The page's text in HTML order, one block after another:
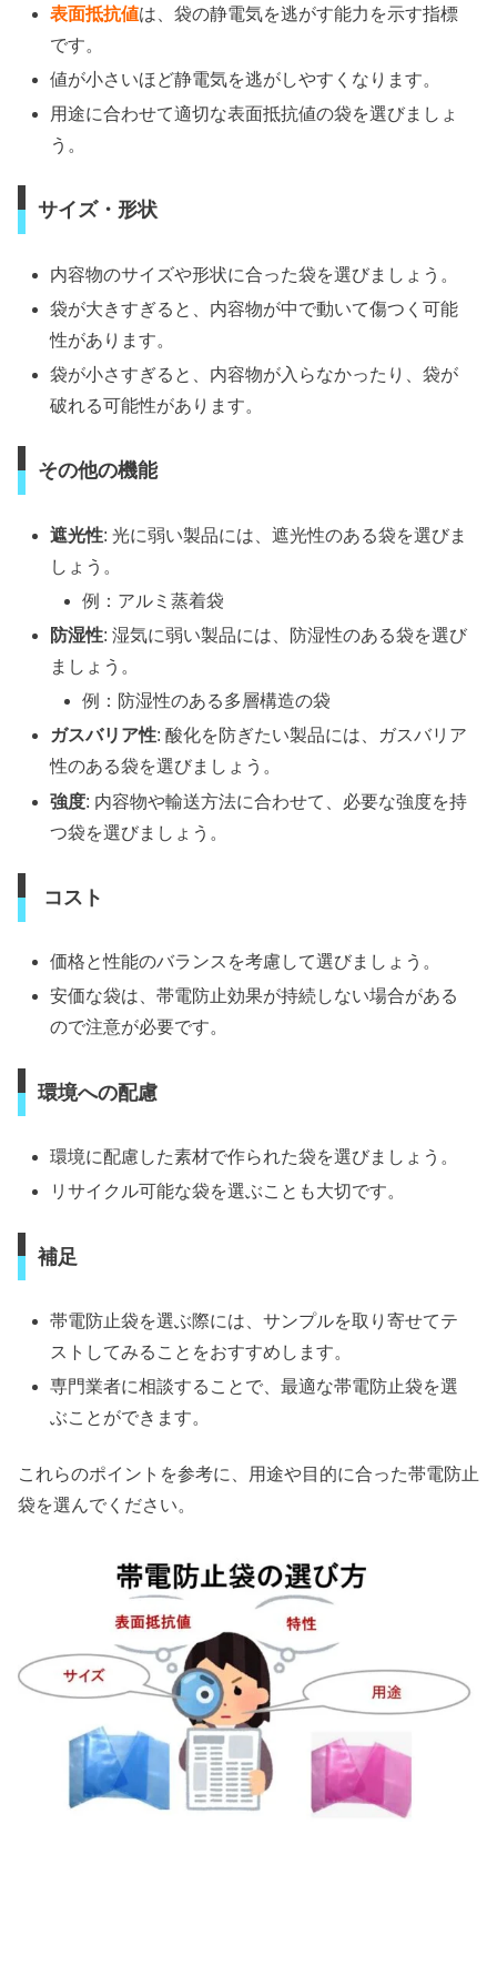
表面抵抗値は、袋の静電気を逃がす能力を示す指標
です。
値が小さいほど静電気を逃がしやすくなります。
用途に合わせて適切な表面抵抗値の袋を選びましょ
う。
サイズ・形状
内容物のサイズや形状に合った袋を選びましょう。
袋が大きすぎると、内容物が中で動いて傷つく可能
性があります。
袋が小さすぎると、内容物が入らなかったり、袋が
破れる可能性があります。
その他の機能
遮光性: 光に弱い製品には、遮光性のある袋を選びま
しょう。
例：アルミ蒸着袋
防湿性: 湿気に弱い製品には、防湿性のある袋を選び
ましょう。
例：防湿性のある多層構造の袋
ガスバリア性: 酸化を防ぎたい製品には、ガスバリア
性のある袋を選びましょう。
強度: 内容物や輸送方法に合わせて、必要な強度を持
つ袋を選びましょう。
コスト
価格と性能のバランスを考慮して選びましょう。
安価な袋は、帯電防止効果が持続しない場合がある
ので注意が必要です。
環境への配慮
環境に配慮した素材で作られた袋を選びましょう。
リサイクル可能な袋を選ぶことも大切です。
補足
帯電防止袋を選ぶ際には、サンプルを取り寄せてテ
ストしてみることをおすすめします。
専門業者に相談することで、最適な帯電防止袋を選
ぶことができます。
これらのポイントを参考に、用途や目的に合った帯電防止
袋を選んでください。